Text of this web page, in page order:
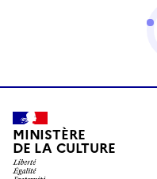
MINISTÈRE
DE LA CULTURE